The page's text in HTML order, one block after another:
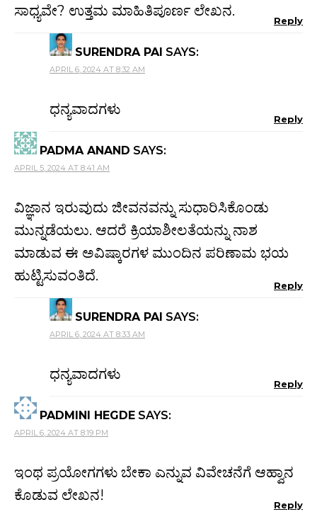
ಸಾಧ್ಯವೇ? ಉತ್ತಮ ಮಾಹಿತಿಪೂರ್ಣ ಲೇಖನ.
Reply
SURENDRA PAI SAYS:
APRIL 6, 2024 AT 8:32 AM
ಧನ್ಯವಾದಗಳು
Reply
PADMA ANAND SAYS:
APRIL 5, 2024 AT 8:41 AM
ವಿಜ್ಞಾನ ಇರುವುದು ಜೀವನವನ್ನು ಸುಧಾರಿಸಿಕೊಂಡು
ಮುನ್ನಡೆಯಲು. ಆದರೆ ಕ್ರಿಯಾಶೀಲತೆಯನ್ನು ನಾಶ
ಮಾಡುವ ಈ ಅವಿಷ್ಕಾರಗಳ ಮುಂದಿನ ಪರಿಣಾಮ ಭಯ
ಹುಟ್ಟಿಸುವಂತಿದೆ.
Reply
SURENDRA PAI SAYS:
APRIL 6, 2024 AT 8:33 AM
ಧನ್ಯವಾದಗಳು
Reply
PADMINI HEGDE SAYS:
APRIL 6, 2024 AT 8:19 PM
ಇಂಥ ಪ್ರಯೋಗಗಳು ಬೇಕಾ ಎನ್ನುವ ವಿವೇಚನೆಗೆ ಆಹ್ವಾನ
ಕೊಡುವ ಲೇಖನ!
Reply